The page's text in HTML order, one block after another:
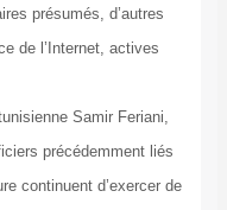
présumés, d’autres
de l’Internet, actives
Samir Feriani,
précédemment liés
continuent d’exercer de